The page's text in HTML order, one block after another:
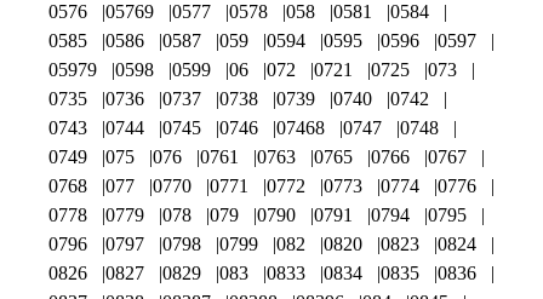
0576
05769 0577 0578 058 0581
0584
0585
0586 0587 059 0594 0595 0596
0597
05979
0598 0599 06 072 0721 0725
073
0735
0736 0737 0738 0739 0740
0742
0743
0744 0745 0746 07468 0747
0748
0749
075 076 0761 0763 0765 0766
0767
0768
077 0770 0771 0772 0773 0774
0776
0778
0779 078 079 0790 0791 0794
0795
0796
0797 0798 0799 082 0820 0823
0824
0826
0827 0829 083 0833 0834 0835
0836